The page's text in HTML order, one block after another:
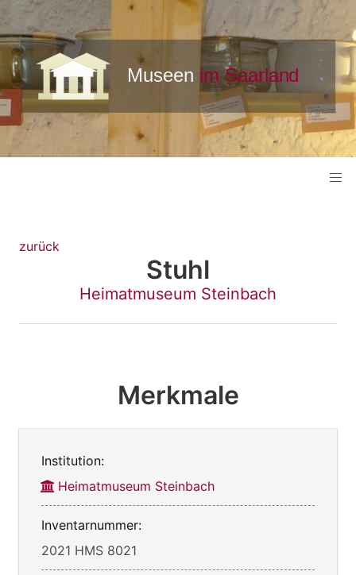
zurück
Stuhl
Heimatmuseum Steinbach
Merkmale
Institution:
Heimatmuseum Steinbach
Inventarnummer:
2021 HMS 8021